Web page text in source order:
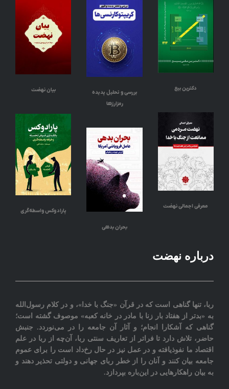
دکترین بیع
بررسی و تحلیل پدیده
رمزارزها
بیان نهضت
معرفی اجمالی نهضت
بحران بدهی
پارادوکس واسطه‌گری
درباره نهضت
ربا، تنها گناهی است که در قرآن «جنگ با خدا»، و در کلام رسول‌الله
به «بدتر از هفتاد بار زنا با مادر در خانه کعبه» موصوف گشته است؛
گناهی که آشکارا انجام؛ و آثار آن جامعه را در می‌نوردد‎. جنبش
حاضر، تلاش دارد تا فراتر از تعاريف سنتی ربا، آن‌چه از ربا در علم
اقتصاد ما نفوذیافته و در عمل نیز در حال رخ‌داد است را برای عموم
جامعه بيان کنند و آنان را از خطر ربای جهانی و دولتی تحذیر دهند و
به بیان راهکارهایی در این‌باره بپردازد.